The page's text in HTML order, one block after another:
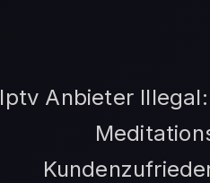
Iptv Anbieter